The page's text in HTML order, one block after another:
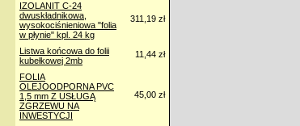
IZOLANIT C-24
dwuskładnikowa,
wysokociśnieniowa "folia
w płynie" kpl. 24 kg
311,19 zł
Listwa końcowa do folii
kubełkowej 2mb
11,44 zł
FOLIA
OLEJOODPORNA PVC
1,5 mm Z USŁUGĄ
ZGRZEWU NA
INWESTYCJI
45,00 zł